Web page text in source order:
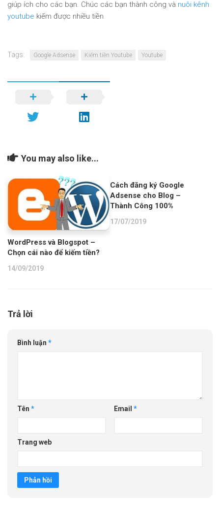
giúp ích cho các bạn. Chúc các bạn thành công và nuôi kênh
youtube kiếm được nhiều tiền
Tags: Google Adsense Kiếm tiền Youtube Youtube
You may also like...
WordPress và Blogspot –
Chọn cái nào để kiếm tiền?
14/09/2019
Cách đăng ký Google
Adsense cho Blog –
Thành Công 100%
17/07/2019
Trả lời
Bình luận *
Tên * Email *
Trang web